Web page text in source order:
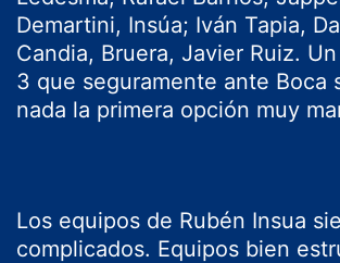
Demartini, Insúa; Iván Tapia,
Candia, Bruera, Javier Ruiz.
3 que seguramente ante Boca
nada la primera opción muy
Los equipos de Rubén Insua
complicados. Equipos bien